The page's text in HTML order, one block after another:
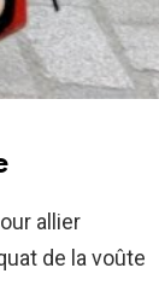
allier
de la voûte